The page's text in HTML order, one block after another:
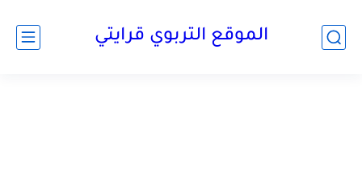
الموقع التربوي قرايتي